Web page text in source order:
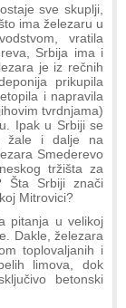
sve skuplji,
ima železaru u
vratila
Srbija ima i
je iz rečnih
prikupila
i napravila
tvrdnjama)
Ipak u Srbiji se
žale i dalje na
Smederevo
tržišta za
Šta Srbiji znači
Mitrovici?
pitanja u velikoj
Dakle, železara
toplovaljanih i
limova, dok
betonski